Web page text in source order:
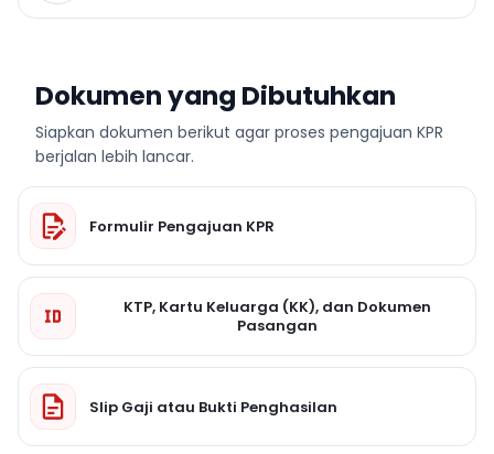
Dokumen yang Dibutuhkan
Siapkan dokumen berikut agar proses pengajuan KPR
berjalan lebih lancar.
Formulir Pengajuan KPR
KTP, Kartu Keluarga (KK), dan Dokumen
Pasangan
Slip Gaji atau Bukti Penghasilan